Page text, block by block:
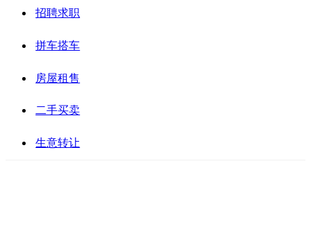
招聘求职
拼车搭车
房屋租售
二手买卖
生意转让